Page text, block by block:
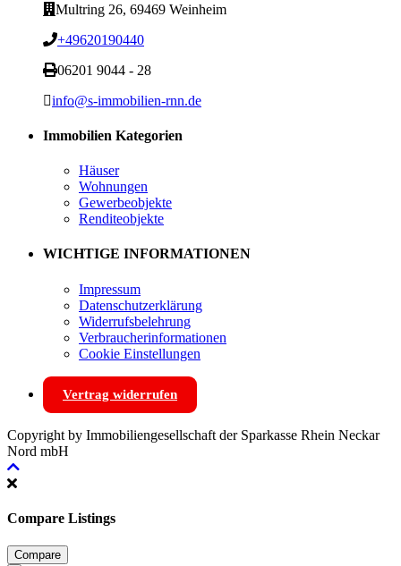
Multring 26, 69469 Weinheim
+49620190440
06201 9044 - 28
info@s-immobilien-rnn.de
Immobilien Kategorien
Häuser
Wohnungen
Gewerbeobjekte
Renditeobjekte
WICHTIGE INFORMATIONEN
Impressum
Datenschutzerklärung
Widerrufsbelehrung
Verbraucherinformationen
Cookie Einstellungen
Vertrag widerrufen
Copyright by Immobiliengesellschaft der Sparkasse Rhein Neckar
Nord mbH
Compare Listings
Compare